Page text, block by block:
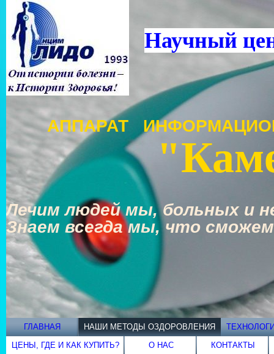
Научный
АППАРАТ
Лечим людей мы, больных и
Знаем всегда мы, что
ГЛАВНАЯ НАШИ МЕТОДЫ ОЗДОРОВЛЕНИЯ
ЦЕНЫ, ГДЕ И КАК КУПИТЬ? О НАС КОНТАКТЫ